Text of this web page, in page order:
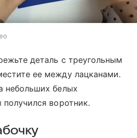
деталь с треугольным
ее между лацканами.
небольших белых
получился воротник.